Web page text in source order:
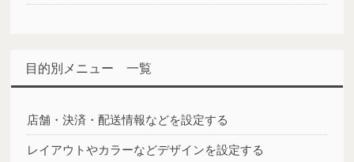
目的別メニュー 一覧
店舗・決済・配送情報などを設定する
レイアウトやカラーなどデザインを設定する